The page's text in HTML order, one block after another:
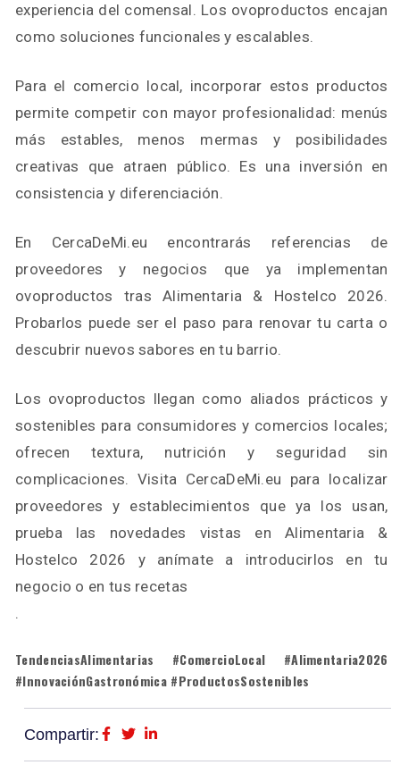
experiencia del comensal. Los ovoproductos encajan
como soluciones funcionales y escalables.
Para el comercio local, incorporar estos productos
permite competir con mayor profesionalidad: menús
más estables, menos mermas y posibilidades
creativas que atraen público. Es una inversión en
consistencia y diferenciación.
En CercaDeMi.eu encontrarás referencias de
proveedores y negocios que ya implementan
ovoproductos tras Alimentaria & Hostelco 2026.
Probarlos puede ser el paso para renovar tu carta o
descubrir nuevos sabores en tu barrio.
Los ovoproductos llegan como aliados prácticos y
sostenibles para consumidores y comercios locales;
ofrecen textura, nutrición y seguridad sin
complicaciones. Visita CercaDeMi.eu para localizar
proveedores y establecimientos que ya los usan,
prueba las novedades vistas en Alimentaria &
Hostelco 2026 y anímate a introducirlos en tu
negocio o en tus recetas
.
TendenciasAlimentarias #ComercioLocal #Alimentaria2026
#InnovaciónGastronómica #ProductosSostenibles
Compartir: